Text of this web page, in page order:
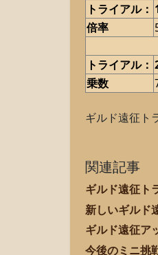
トライアル：
倍率
トライアル：
乗数
ギルド遠征ト
関連記事
ギルド遠征ト
新しいギルド
ギルド遠征
今後のミニ挑